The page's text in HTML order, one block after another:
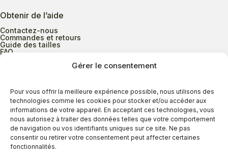
Gérer le consentement
Pour vous offrir la meilleure expérience possible, nous utilisons des
technologies comme les cookies pour stocker et/ou accéder aux
informations de votre appareil. En acceptant ces technologies, vous
nous autorisez à traiter des données telles que votre comportement
de navigation ou vos identifiants uniques sur ce site. Ne pas
consentir ou retirer votre consentement peut affecter certaines
fonctionnalités.
Obtenir de l’aide
Contactez-nous
Commandes et retours
Guide des tailles
FAQ
Heures d’ouverture
Lundi au mercredi
9h00 à 17h30
Jeudi
9h00 à 20h00
Vendredi
9h00 à 18h00